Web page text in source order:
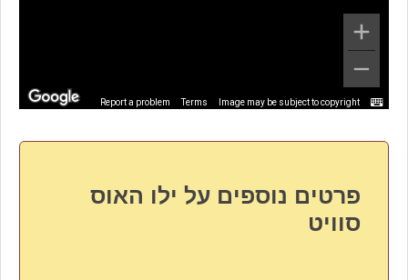
Image may be subject to copyright
Terms
Report a problem
פרטים נוספים על ילו האוס
סוויט